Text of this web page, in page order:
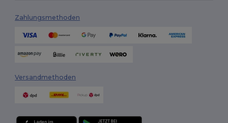
Zahlungsmethoden
Versandmethoden